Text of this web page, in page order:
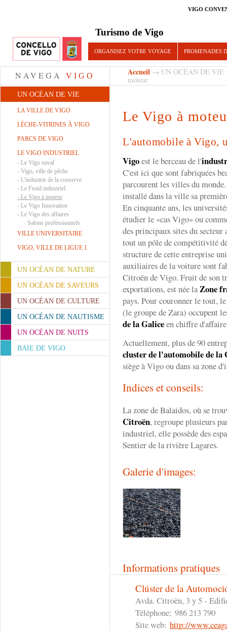
VIGO
Turismo de Vigo
ORGANISEZ VOTRE VOYAGE PROMENADES
NAVEGA VIGO
UN OCÉAN DE VIE
LA VILLE DE VIGO
LÈCHE-VITRINES À VIGO
PARCS DE VIGO
LE VIGO INDUSTRIEL
- Le Vigo naval
- Vigo, ville de pêche
- L'industrie de la conserve
- Le Froid industriel
- Le Vigo à moteur
- Le Vigo Innovation
- Le Vigo des affaires
· Salons professionnels
VILLE UNIVERSITAIRE
VIGO, VILLE DE LIGUE 1
UN OCÉAN DE NATURE
UN OCÉAN DE SAVEURS
UN OCÉAN DE CULTURE
UN OCÉAN DE NAUTISME
UN OCÉAN DE NUITS
BAIE DE VIGO
Accueil → UN OCÉAN DE VIE
moteur
Le Vigo à
L'automobile à Vigo,
Vigoest le berceau de l'
C'est ici que sont fabriquées
parcourent les villes du
installé dans la ville sa
En cinquante ans, les
étudier le «cas Vigo» ou
des principaux sites du
tout un pôle de compétitivité
structure de cette entreprise
auxiliaires de la voiture sont
Citroën de Vigo. Fruit de son
exportations, est née laZone
pays. Pour couronner le tout,
(le groupe de Zara) occupent
de la Galiceen chiffre
Actuellement, plus de 90
cluster de l'automobile de la
siège à Vigo ou dans sa zone
Indices et conseils:
La zone de Balaídos, où se
Citroën, regroupe plusieurs
industriel, elle possède des
Sentier de la rivière Lagares.
Galerie d'images:
Informations pratiques
Clúster de la
Avda. Citroën, 3 y 5 -
Téléphone: 986 213 790
Site web: http://